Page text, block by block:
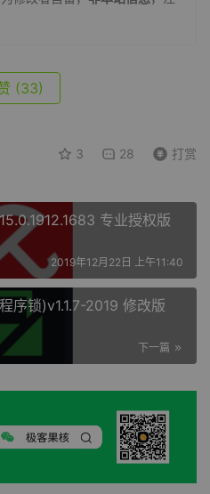
(33)
3 28 打赏
专业授权版
2019年12月22日 上午11:40
锁)v1.1.7-2019 修改版
下一篇